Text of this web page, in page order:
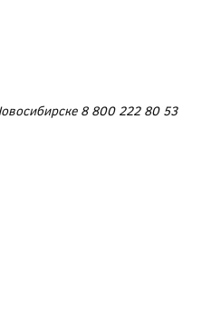
8 800 222 80 53